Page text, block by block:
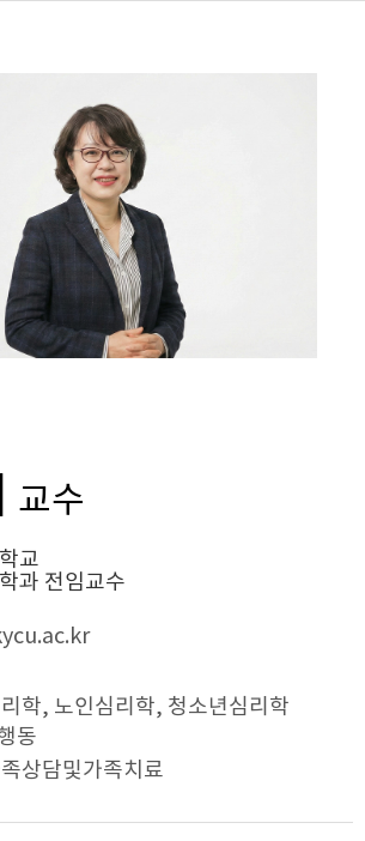
교수
교
과 전임교수
학, 노인심리학, 청소년심리학
동
상담및가족치료